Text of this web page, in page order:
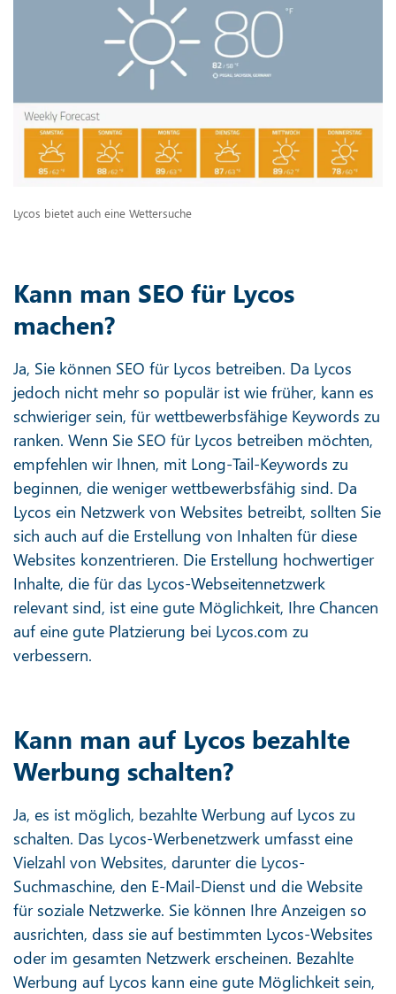
Lycos bietet auch eine Wettersuche
Kann man SEO für Lycos
machen?
Ja, Sie können SEO für Lycos betreiben. Da Lycos
jedoch nicht mehr so populär ist wie früher, kann es
schwieriger sein, für wettbewerbsfähige Keywords zu
ranken. Wenn Sie SEO für Lycos betreiben möchten,
empfehlen wir Ihnen, mit Long-Tail-Keywords zu
beginnen, die weniger wettbewerbsfähig sind. Da
Lycos ein Netzwerk von Websites betreibt, sollten Sie
sich auch auf die Erstellung von Inhalten für diese
Websites konzentrieren. Die Erstellung hochwertiger
Inhalte, die für das Lycos-Webseitennetzwerk
relevant sind, ist eine gute Möglichkeit, Ihre Chancen
auf eine gute Platzierung bei Lycos.com zu
verbessern.
Kann man auf Lycos bezahlte
Werbung schalten?
Ja, es ist möglich, bezahlte Werbung auf Lycos zu
schalten. Das Lycos-Werbenetzwerk umfasst eine
Vielzahl von Websites, darunter die Lycos-
Suchmaschine, den E-Mail-Dienst und die Website
für soziale Netzwerke. Sie können Ihre Anzeigen so
ausrichten, dass sie auf bestimmten Lycos-Websites
oder im gesamten Netzwerk erscheinen. Bezahlte
Werbung auf Lycos kann eine gute Möglichkeit sein,